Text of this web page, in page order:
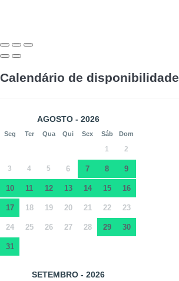
Calendário de disponibilidade
AGOSTO - 2026
Seg Ter Qua Qui Sex Sáb Dom
1 2
3 4 5 6 7 8 9
10 11 12 13 14 15 16
17 18 19 20 21 22 23
24 25 26 27 28 29 30
31
SETEMBRO - 2026